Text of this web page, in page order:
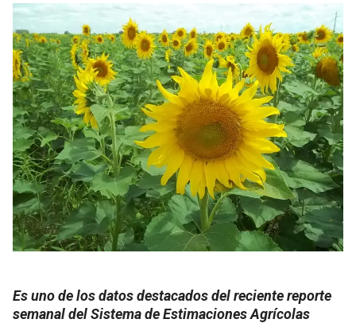
Es uno de los datos destacados del reciente reporte
semanal del Sistema de Estimaciones Agrícolas